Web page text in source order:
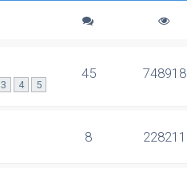
3 4 5
45 748918
8 228211